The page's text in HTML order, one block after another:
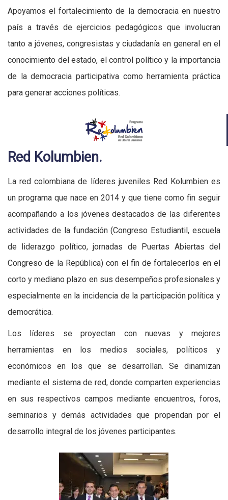
Apoyamos el fortalecimiento de la democracia en nuestro
país a través de ejercicios pedagógicos que involucran
tanto a jóvenes, congresistas y ciudadanía en general en el
conocimiento del estado, el control político y la importancia
de la democracia participativa como herramienta práctica
para generar acciones políticas.
Red Kolumbien.
La red colombiana de líderes juveniles Red Kolumbien es
un programa que nace en 2014 y que tiene como fin seguir
acompañando a los jóvenes destacados de las diferentes
actividades de la fundación (Congreso Estudiantil, escuela
de liderazgo político, jornadas de Puertas Abiertas del
Congreso de la República) con el fin de fortalecerlos en el
corto y mediano plazo en sus desempeños profesionales y
especialmente en la incidencia de la participación política y
democrática.
Los líderes se proyectan con nuevas y mejores
herramientas en los medios sociales, políticos y
económicos en los que se desarrollan. Se dinamizan
mediante el sistema de red, donde comparten experiencias
en sus respectivos campos mediante encuentros, foros,
seminarios y demás actividades que propendan por el
desarrollo integral de los jóvenes participantes.